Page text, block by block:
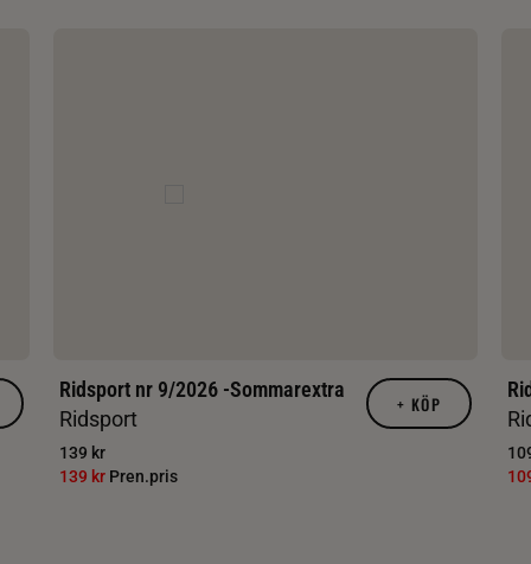
Ridsport nr 9/2026 -Sommarextra
Ridsport
139 kr
139 kr Pren.pris
+ KÖP